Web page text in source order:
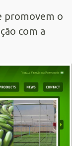
promovem o
com a